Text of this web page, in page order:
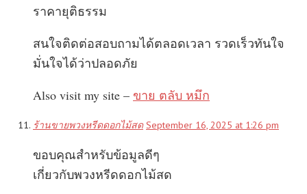
ราคายุติธรรม
สนใจติดต่อสอบถามได้ตลอดเวลา รวดเร็วทันใจ
มั่นใจได้ว่าปลอดภัย
Also visit my site – ขาย ตลับ หมึก
ร้านขายพวงหรีดดอกไม้สด September 16, 2025 at 1:26 pm
ขอบคุณสำหรับข้อมูลดีๆ
เกี่ยวกับพวงหรีดดอกไม้สด